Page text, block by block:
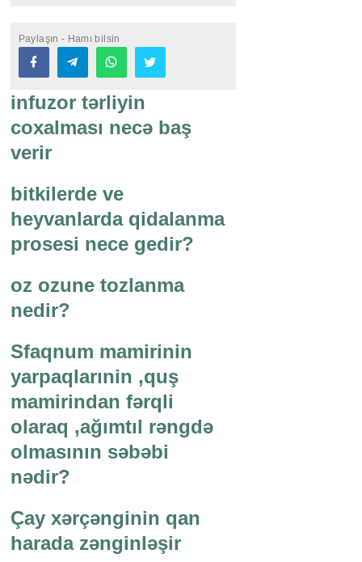
Paylaşın - Hamı bilsin
infuzor tərliyin
coxalması necə baş
verir
bitkilerde ve
heyvanlarda qidalanma
prosesi nece gedir?
oz ozune tozlanma
nedir?
Sfaqnum mamirinin
yarpaqlarınin ,quş
mamirindan fərqli
olaraq ,ağımtıl rəngdə
olmasının səbəbi
nədir?
Çay xərçənginin qan
harada zənginləşir